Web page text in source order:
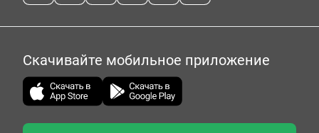
Скачивайте мобильное приложение